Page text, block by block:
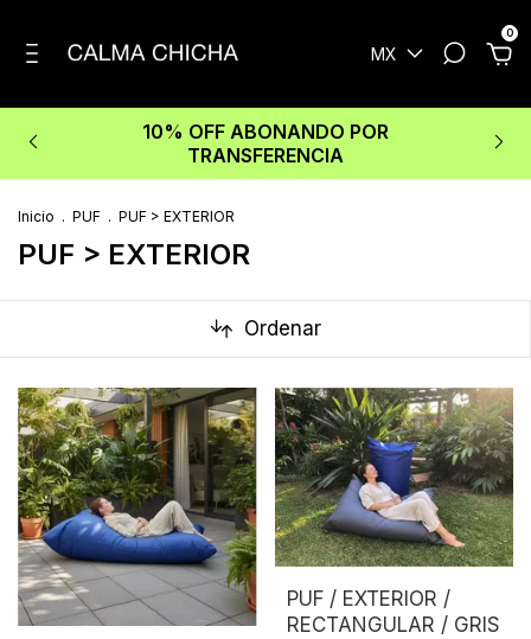
MX
0
10% OFF ABONANDO POR
TRANSFERENCIA
Inicio . PUF . PUF > EXTERIOR
PUF > EXTERIOR
Ordenar
PUF / EXTERIOR /
RECTANGULAR / GRIS